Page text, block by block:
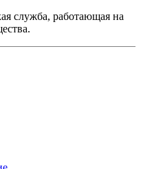
служба, работающая на